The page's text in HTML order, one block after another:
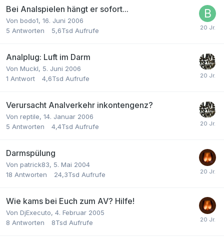
Bei Analspielen hängt er sofort...
Von bodo1, 16. Juni 2006
5 Antworten 5,6Tsd Aufrufe
Analplug: Luft im Darm
Von Muckl, 5. Juni 2006
1 Antwort 4,6Tsd Aufrufe
Verursacht Analverkehr inkontengenz?
Von reptile, 14. Januar 2006
5 Antworten 4,4Tsd Aufrufe
Darmspülung
Von patrick83, 5. Mai 2004
18 Antworten 24,3Tsd Aufrufe
Wie kams bei Euch zum AV? Hilfe!
Von DjExecuto, 4. Februar 2005
8 Antworten 8Tsd Aufrufe